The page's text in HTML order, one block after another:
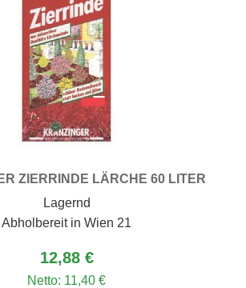
ZIERRINDE LÄRCHE 60 LITER
Lagernd
Abholbereit in Wien 21
12,88 €
Netto: 11,40 €